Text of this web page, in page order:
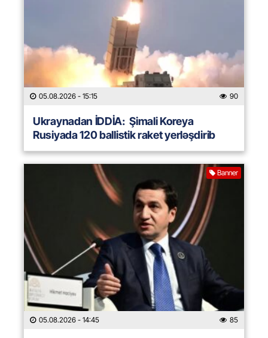
05.08.2026 - 15:15 90
Ukraynadan İDDİA: Şimali Koreya
Rusiyada 120 ballistik raket yerləşdirib
Banner
05.08.2026 - 14:45 85